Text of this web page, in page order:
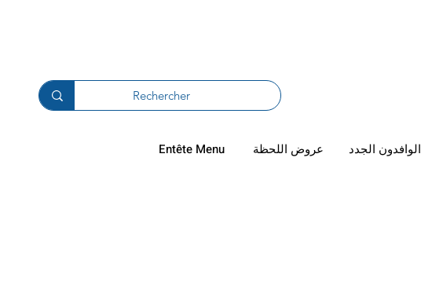
Entête Menu عروض اللحظة الوافدون الجدد